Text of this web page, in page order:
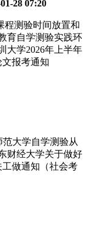
28 07:20
测验时间放置和
育自学测验实践环
大学2026年上半年
报考通知
范大学自学测验从
财经大学关于做好
做通知（社会考